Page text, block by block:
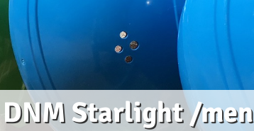
DNM Starlight /men